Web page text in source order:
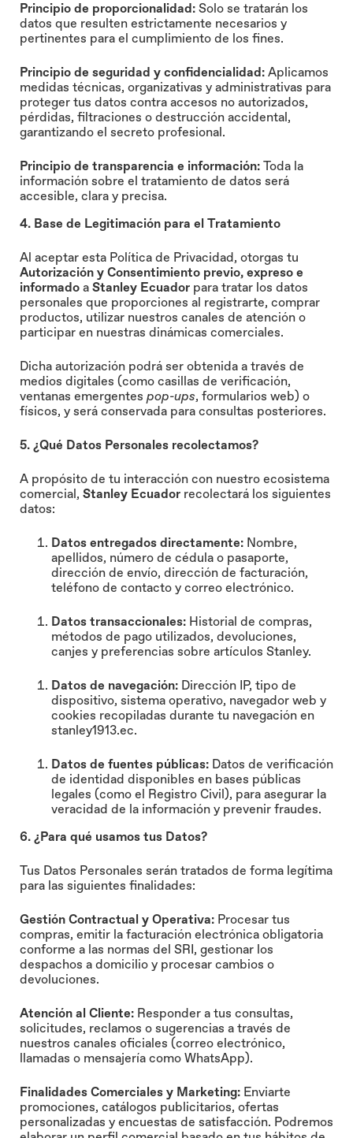
Principio de proporcionalidad: Solo se tratarán los
datos que resulten estrictamente necesarios y
pertinentes para el cumplimiento de los fines.
Principio de seguridad y confidencialidad: Aplicamos
medidas técnicas, organizativas y administrativas para
proteger tus datos contra accesos no autorizados,
pérdidas, filtraciones o destrucción accidental,
garantizando el secreto profesional.
Principio de transparencia e información: Toda la
información sobre el tratamiento de datos será
accesible, clara y precisa.
4. Base de Legitimación para el Tratamiento
Al aceptar esta Política de Privacidad, otorgas tu
Autorización y Consentimiento previo, expreso e
informado a Stanley Ecuador para tratar los datos
personales que proporciones al registrarte, comprar
productos, utilizar nuestros canales de atención o
participar en nuestras dinámicas comerciales.
Dicha autorización podrá ser obtenida a través de
medios digitales (como casillas de verificación,
ventanas emergentes pop-ups, formularios web) o
físicos, y será conservada para consultas posteriores.
5. ¿Qué Datos Personales recolectamos?
A propósito de tu interacción con nuestro ecosistema
comercial, Stanley Ecuador recolectará los siguientes
datos:
Datos entregados directamente: Nombre,
apellidos, número de cédula o pasaporte,
dirección de envío, dirección de facturación,
teléfono de contacto y correo electrónico.
Datos transaccionales: Historial de compras,
métodos de pago utilizados, devoluciones,
canjes y preferencias sobre artículos Stanley.
Datos de navegación: Dirección IP, tipo de
dispositivo, sistema operativo, navegador web y
cookies recopiladas durante tu navegación en
stanley1913.ec.
Datos de fuentes públicas: Datos de verificación
de identidad disponibles en bases públicas
legales (como el Registro Civil), para asegurar la
veracidad de la información y prevenir fraudes.
6. ¿Para qué usamos tus Datos?
Tus Datos Personales serán tratados de forma legítima
para las siguientes finalidades:
Gestión Contractual y Operativa: Procesar tus
compras, emitir la facturación electrónica obligatoria
conforme a las normas del SRI, gestionar los
despachos a domicilio y procesar cambios o
devoluciones.
Atención al Cliente: Responder a tus consultas,
solicitudes, reclamos o sugerencias a través de
nuestros canales oficiales (correo electrónico,
llamadas o mensajería como WhatsApp).
Finalidades Comerciales y Marketing: Enviarte
promociones, catálogos publicitarios, ofertas
personalizadas y encuestas de satisfacción. Podremos